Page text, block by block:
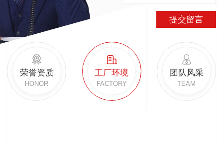
提交留言
荣誉资质
HONOR
工厂环境
FACTORY
团队风采
TEAM